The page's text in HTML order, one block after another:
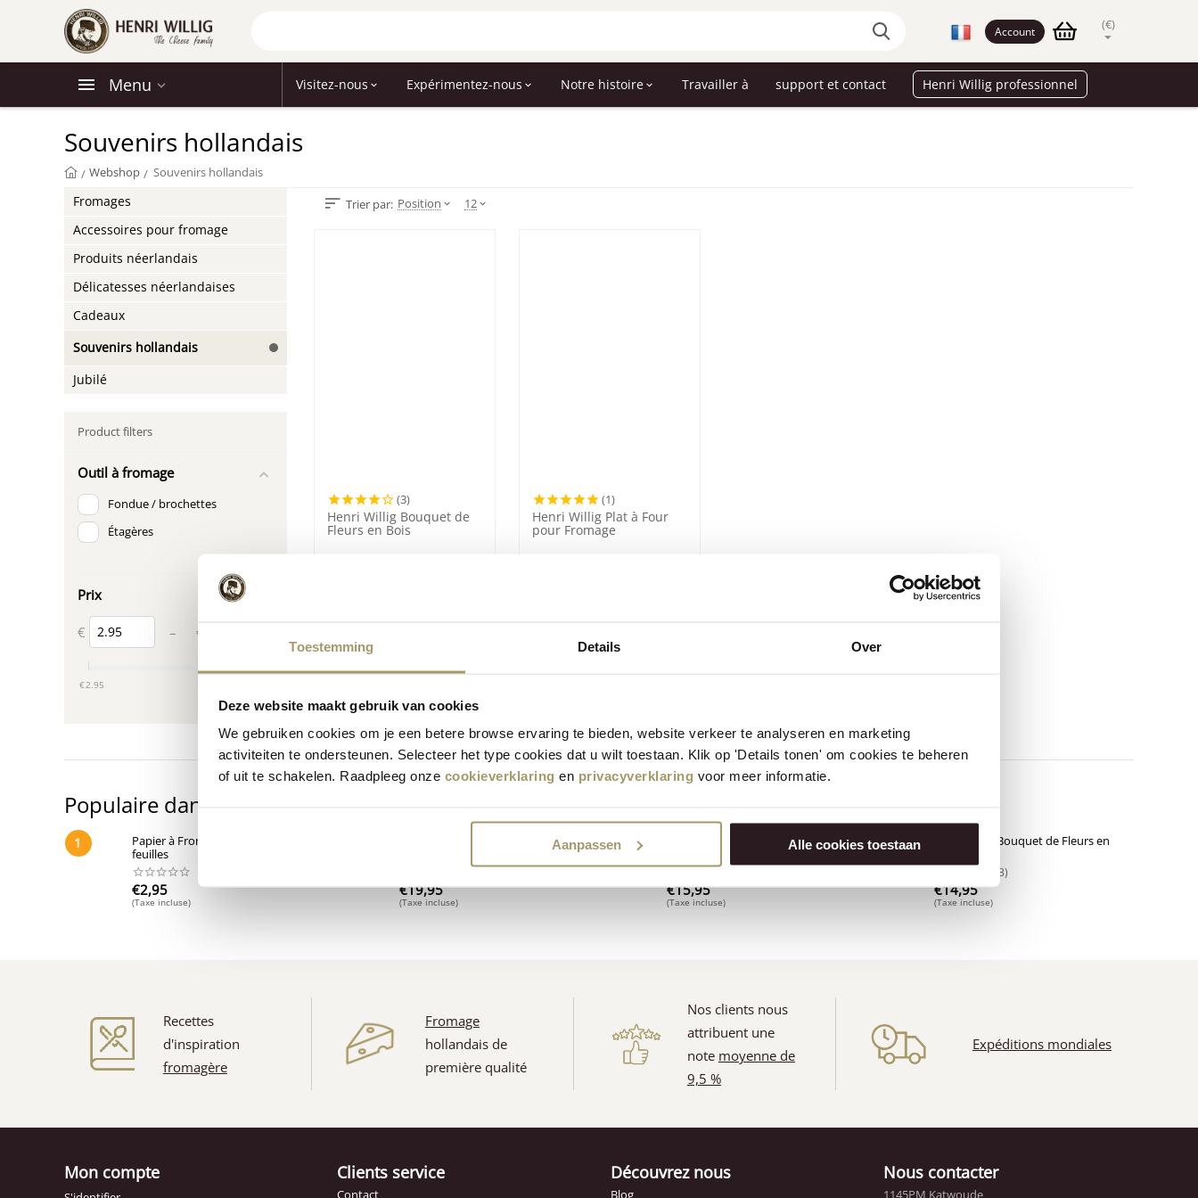
Toestemming Details Over
Deze website maakt gebruik van cookies
We gebruiken cookies om je een betere browse ervaring te bieden, website verkeer te analyseren en marketing
activiteiten te ondersteunen. Selecteer het type cookies dat u wilt toestaan. Klik op 'Details tonen' om cookies te beheren
of uit te schakelen. Raadpleeg onze cookieverklaring en privacyverklaring voor meer informatie.
Aanpassen Alle cookies toestaan
Account (€)
Menu Visitez-nous Expérimentez-nous Notre histoire Travailler à support et contact Henri Willig professionnel
Souvenirs hollandais
/ Webshop / Souvenirs hollandais
Trier par: Position 12
(3)
Henri Willig Bouquet de
Fleurs en Bois
(1)
Henri Willig Plat à Four
pour Fromage
PAGE PRÉCÉDENTE SUIVANT
Fromages
Accessoires pour fromage
Produits néerlandais
Délicatesses néerlandaises
Cadeaux
Souvenirs hollandais
Jubilé
Product filters
Outil à fromage
Fondue / brochettes
Étagères
Prix
€ – €
‎€2.95
Populaire dans cette catégorie
1
Papier à Fromage Henri Willig - 5
feuilles
€2,95
(Taxe incluse)
€19,95
(Taxe incluse)
3
Piques à Fromage Henri Willig en
€15,95
(Taxe incluse)
4
Henri Willig Bouquet de Fleurs en
€14,95
(Taxe incluse)
Recettes
d'inspiration
fromagère
Fromage
hollandais de
première qualité
Nos clients nous
attribuent une
note moyenne de
9,5 %
Expéditions mondiales
Mon compte Clients service
Contact
Découvrez nous
Blog
Nous contacter
1145PM Katwoude